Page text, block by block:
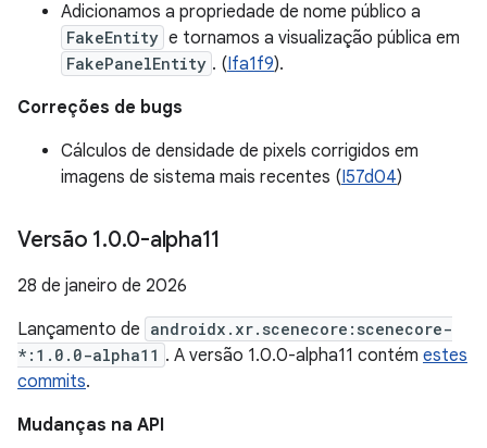
Adicionamos a propriedade de nome público a
FakeEntity e tornamos a visualização pública em
FakePanelEntity . (Ifa1f9).
Correções de bugs
Cálculos de densidade de pixels corrigidos em
imagens de sistema mais recentes (I57d04)
Versão 1.0.0-alpha11
28 de janeiro de 2026
Lançamento de androidx.xr.scenecore:scenecore-
*:1.0.0-alpha11 . A versão 1.0.0-alpha11 contém estes
commits.
Mudanças na API